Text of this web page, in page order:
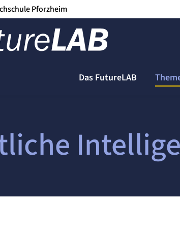
Pforzheim
Das FutureLAB